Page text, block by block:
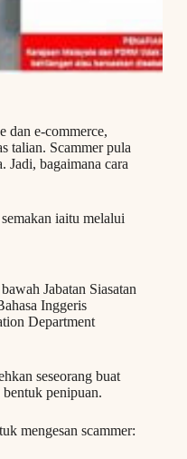
dan e-commerce,
talian. Scammer pula
Jadi, bagaimana cara
iaitu melalui
Jabatan Siasatan
Inggeris
Department
seseorang buat
bentuk penipuan.
mengesan scammer: